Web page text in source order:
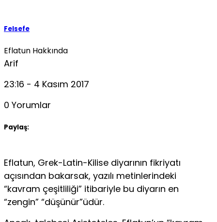
Felsefe
Eflatun Hakkında
Arif
23:16 - 4 Kasım 2017
0 Yorumlar
Paylaş:
Eflatun, Grek-Latin-Kilise diyarının fikriyatı
açısından bakarsak, yazılı metinlerindeki
“kavram çeşitliliği” itibariyle bu diyarın en
“zengin” “düşünür”üdür.